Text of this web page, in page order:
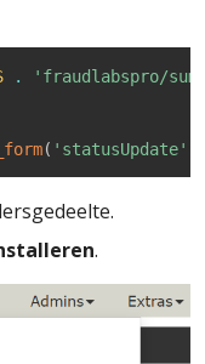
.
'fraudlabspro/
( 'statusUpdate'
.